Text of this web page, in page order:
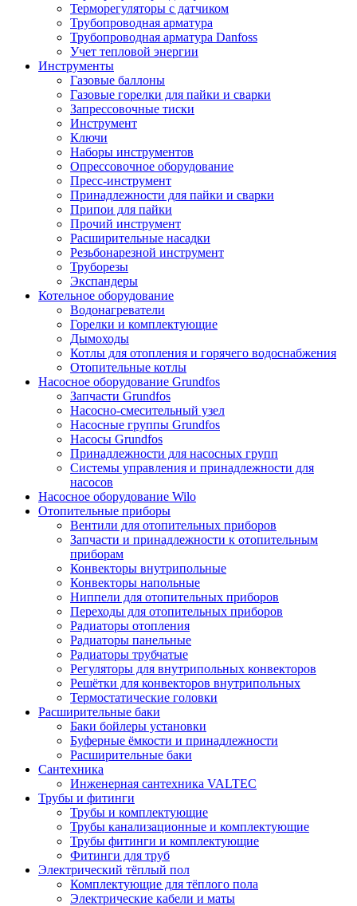
Терморегуляторы с датчиком
Трубопроводная арматура
Трубопроводная арматура Danfoss
Учет тепловой энергии
Инструменты
Газовые баллоны
Газовые горелки для пайки и сварки
Запрессовочные тиски
Инструмент
Ключи
Наборы инструментов
Опрессовочное оборудование
Пресс-инструмент
Принадлежности для пайки и сварки
Припои для пайки
Прочий инструмент
Расширительные насадки
Резьбонарезной инструмент
Труборезы
Экспандеры
Котельное оборудование
Водонагреватели
Горелки и комплектующие
Дымоходы
Котлы для отопления и горячего водоснабжения
Отопительные котлы
Насосное оборудование Grundfos
Запчасти Grundfos
Насосно-смесительный узел
Насосные группы Grundfos
Насосы Grundfos
Принадлежности для насосных групп
Системы управления и принадлежности для
насосов
Насосное оборудование Wilo
Отопительные приборы
Вентили для отопительных приборов
Запчасти и принадлежности к отопительным
приборам
Конвекторы внутрипольные
Конвекторы напольные
Ниппели для отопительных приборов
Переходы для отопительных приборов
Радиаторы отопления
Радиаторы панельные
Радиаторы трубчатые
Регуляторы для внутрипольных конвекторов
Решётки для конвекторов внутрипольных
Термостатические головки
Расширительные баки
Баки бойлеры установки
Буферные ёмкости и принадлежности
Расширительные баки
Сантехника
Инженерная сантехника VALTEC
Трубы и фитинги
Трубы и комплектующие
Трубы канализационные и комплектующие
Трубы фитинги и комплектующие
Фитинги для труб
Электрический тёплый пол
Комплектующие для тёплого пола
Электрические кабели и маты